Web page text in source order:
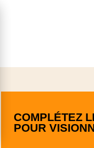
COMPLÉTEZ
POUR